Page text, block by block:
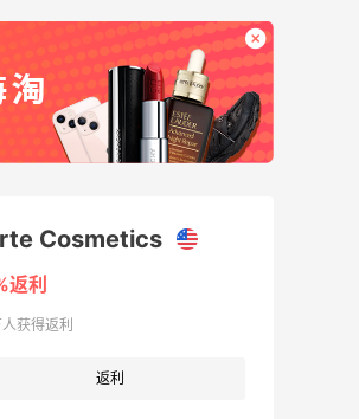
Cosmetics
返利
人获得返利
返利